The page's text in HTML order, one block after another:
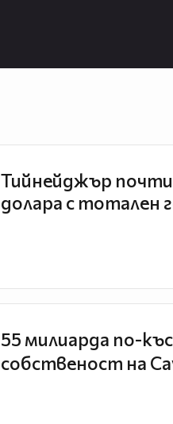
Тийнейджър почти
долара с тотален
55 милиарда по-
собственост на